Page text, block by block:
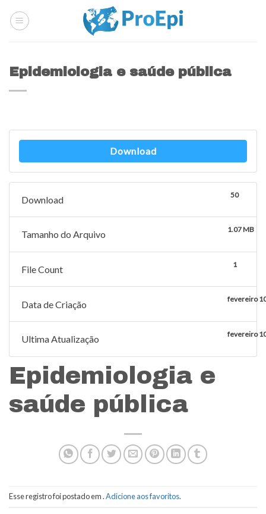
Epidemiologia e saúde pública
Download
Download 50
Tamanho do Arquivo 1.07 MB
File Count 1
Data de Criação fevereiro
Ultima Atualização fevereiro
Epidemiologia e
saúde pública
Esse registro foi postado em .Adicione aos favoritos.